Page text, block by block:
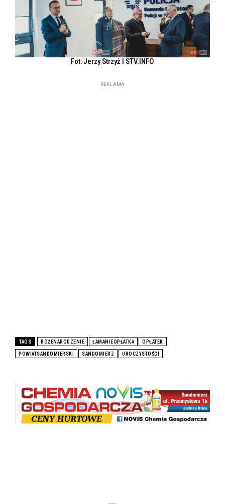
Fot: Jerzy Strzyż l STV.INFO
REKLAMA
TAGS BOŻENARODZENIE ŁAMANIEOPŁATKA OPŁATEK
POWIATSANDOMIERSKI SANDOMIERZ UROCZYSTOŚCI